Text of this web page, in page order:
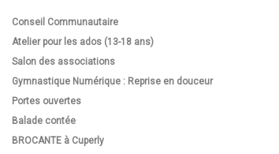
Conseil Communautaire
Atelier pour les ados (13-18 ans)
Salon des associations
Gymnastique Numérique : Reprise en douceur
Portes ouvertes
Balade contée
BROCANTE à Cuperly